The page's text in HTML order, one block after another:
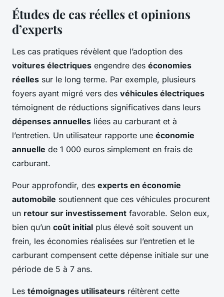
Études de cas réelles et opinions
d’experts
Les cas pratiques révèlent que l’adoption des
voitures électriques engendre des économies
réelles sur le long terme. Par exemple, plusieurs
foyers ayant migré vers des véhicules électriques
témoignent de réductions significatives dans leurs
dépenses annuelles liées au carburant et à
l’entretien. Un utilisateur rapporte une économie
annuelle de 1 000 euros simplement en frais de
carburant.
Pour approfondir, des experts en économie
automobile soutiennent que ces véhicules procurent
un retour sur investissement favorable. Selon eux,
bien qu’un coût initial plus élevé soit souvent un
frein, les économies réalisées sur l’entretien et le
carburant compensent cette dépense initiale sur une
période de 5 à 7 ans.
Les témoignages utilisateurs réitèrent cette